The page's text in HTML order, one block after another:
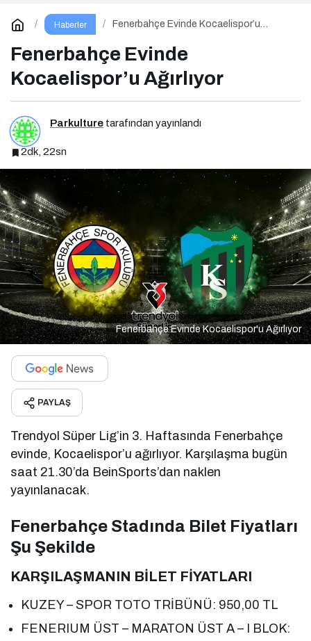
Haberler
Fenerbahçe Evinde Kocaelispor’u
Fenerbahçe Evinde
Kocaelispor’u Ağırlıyor
Parkulture tarafından yayınlandı
2dk, 22sn
Fenerbahçe Evinde Kocaelispor'u Ağırlıyor
PAYLAŞ
Trendyol Süper Lig’in 3. Haftasında Fenerbahçe
evinde, Kocaelispor’u ağırlıyor. Karşılaşma bugün
saat 21.30’da BeinSports’dan naklen
yayınlanacak.
Fenerbahçe Stadında Bilet Fiyatları
Şu Şekilde
KARŞILAŞMANIN BİLET FİYATLARI
KUZEY – SPOR TOTO TRİBÜNÜ: 950,00 TL
FENERIUM ÜST – MARATON ÜST A – I BLOK: